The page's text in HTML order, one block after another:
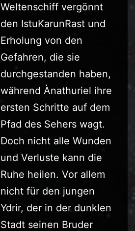
Weltenschiff vergönnt
den IstuKarunRast und
Erholung von den
Gefahren, die sie
durchgestanden haben,
während Ànathuriel ihre
ersten Schritte auf dem
Pfad des Sehers wagt.
Doch nicht alle Wunden
und Verluste kann die
Ruhe heilen. Vor allem
nicht für den jungen
Ydrir, der in der dunklen
Stadt seinen Bruder